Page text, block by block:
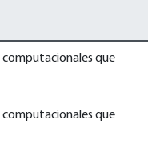
computacionales que
computacionales que